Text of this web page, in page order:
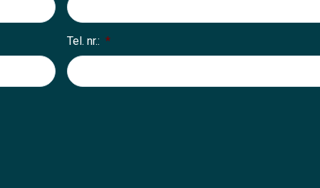
Tel. nr.: *